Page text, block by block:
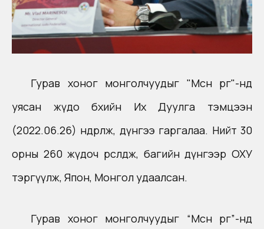
Гурав хоног монголчуудыг "Мөсөн өргөө"-нд
уясан жүдо бөхийн Их Дуулга тэмцээн
(2022.06.26) өндөрлөж, дүнгээ гаргалаа. Нийт 30
орны 260 жүдоч өрсөлдөж, багийн дүнгээр ОХУ
тэргүүлж, Япон, Монгол удаалсан.
Гурав хоног монголчуудыг “Мөсөн өргөө”-нд